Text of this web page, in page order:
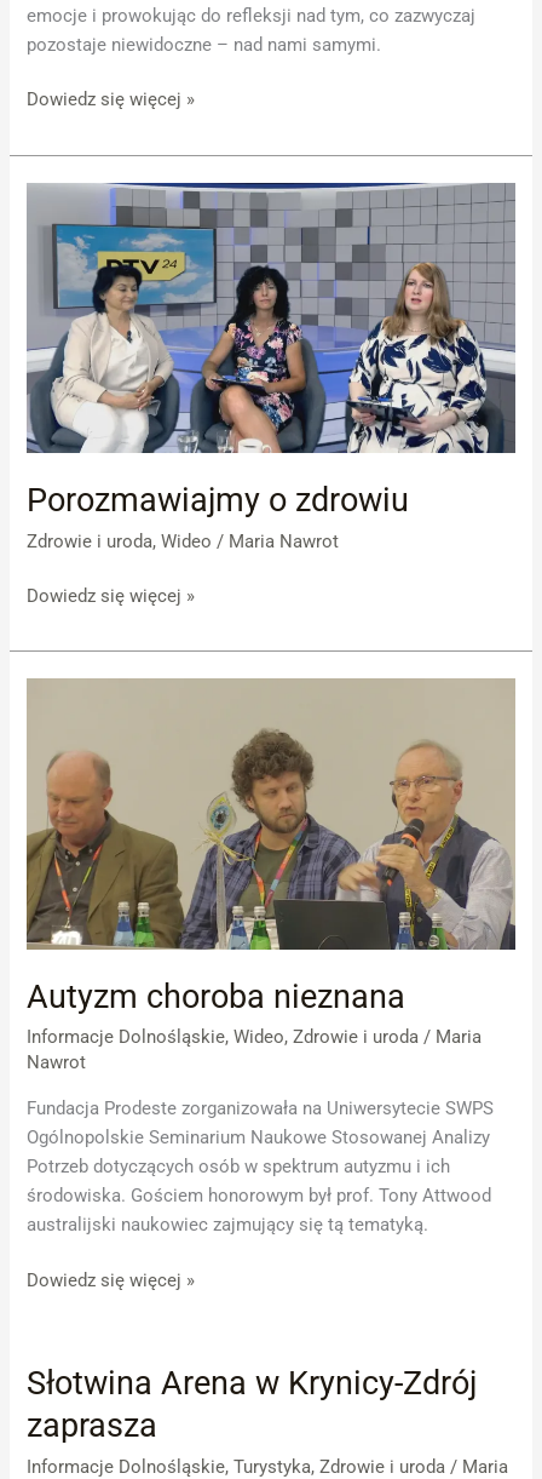
emocje i prowokując do refleksji nad tym, co zazwyczaj
pozostaje niewidoczne – nad nami samymi.
Dowiedz się więcej »
Porozmawiajmy o zdrowiu
Zdrowie i uroda,Wideo / Maria Nawrot
Porozmawiajmy
zdrowiu
Dowiedz się więcej »
Autyzm choroba nieznana
Informacje Dolnośląskie,Wideo,Zdrowie i uroda / Maria
Nawrot
Fundacja Prodeste zorganizowała na Uniwersytecie SWPS
Ogólnopolskie Seminarium Naukowe Stosowanej Analizy
Potrzeb dotyczących osób w spektrum autyzmu i ich
środowiska. Gościem honorowym był prof. Tony Attwood
australijski naukowiec zajmujący się tą tematyką.
nieznana
Dowiedz się więcej »
Słotwina Arena w Krynicy-Zdrój
zaprasza
Informacje Dolnośląskie,Turystyka,Zdrowie i uroda / Maria
Słotwina
w
Krynicy-